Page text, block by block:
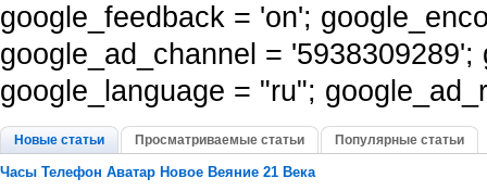
google_feedback = 'on';
google_ad_channel =
google_language = "ru";
Новые статьи Просматриваемые статьи Популярные статьи
Часы Телефон Аватар Новое Веяние 21 Века